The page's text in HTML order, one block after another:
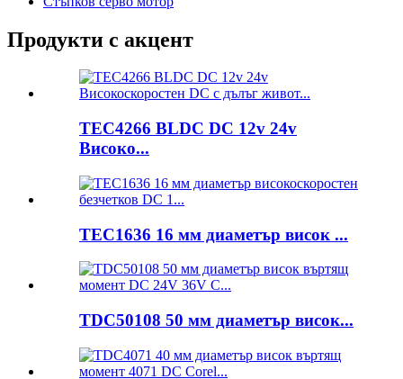
Продукти с акцент
TEC4266 BLDC DC 12v 24v
Високо...
TEC1636 16 мм диаметър висок ...
TDC50108 50 мм диаметър висок...